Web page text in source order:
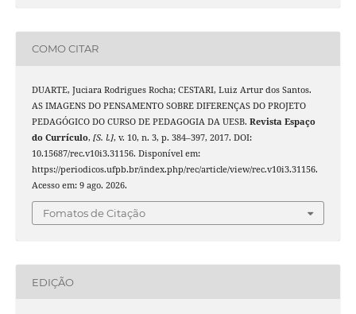
COMO CITAR
DUARTE, Juciara Rodrigues Rocha; CESTARI, Luiz Artur dos Santos.
AS IMAGENS DO PENSAMENTO SOBRE DIFERENÇAS DO PROJETO
PEDAGÓGICO DO CURSO DE PEDAGOGIA DA UESB. Revista Espaço
do Currículo, [S. l.], v. 10, n. 3, p. 384–397, 2017. DOI:
10.15687/rec.v10i3.31156. Disponível em:
https://periodicos.ufpb.br/index.php/rec/article/view/rec.v10i3.31156.
Acesso em: 9 ago. 2026.
Fomatos de Citação
EDIÇÃO